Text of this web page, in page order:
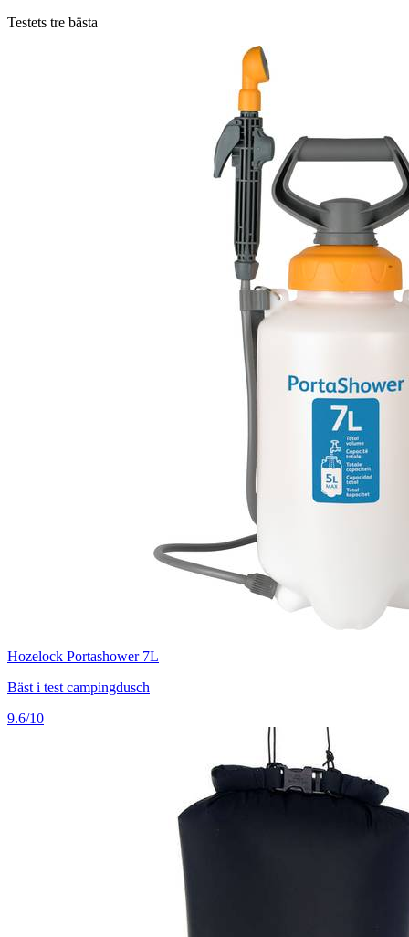
Testets tre bästa
Hozelock Portashower 7L
Bäst i test campingdusch
9.6/10